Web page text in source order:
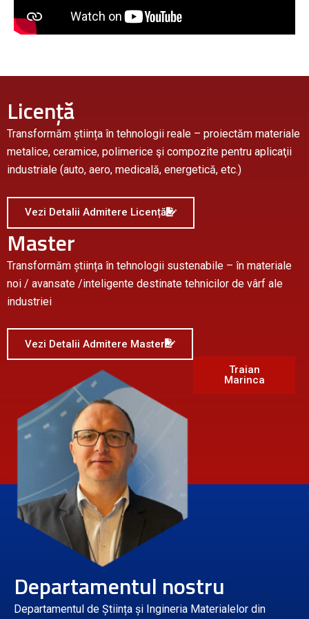
Licență
Transformăm știința în tehnologii reale – proiectăm materiale
metalice, ceramice, polimerice şi compozite pentru aplicaţii
industriale (auto, aero, medicală, energetică, etc.)
Vezi Detalii Admitere Licență
Master
Transformăm știința în tehnologii sustenabile – în materiale
noi / avansate /inteligente destinate tehnicilor de vârf ale
industriei
Vezi Detalii Admitere Master
Traian
Marinca
Departamentul nostru
Departamentul de Știința și Ingineria Materialelor din